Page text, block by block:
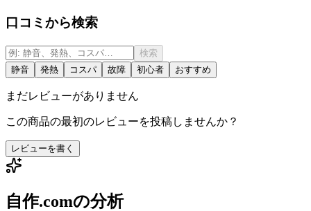
口コミから検索
検索
静音
発熱 コスパ 故障 初心者 おすすめ
まだレビューがありません
この商品の最初のレビューを投稿しませんか？
レビューを書く
自作.comの分析